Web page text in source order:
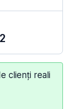
clienți reali